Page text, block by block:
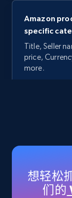
Amazon
specific
Title, Seller
price,
more.
Title, Seller
price,
more.
想轻松
们的